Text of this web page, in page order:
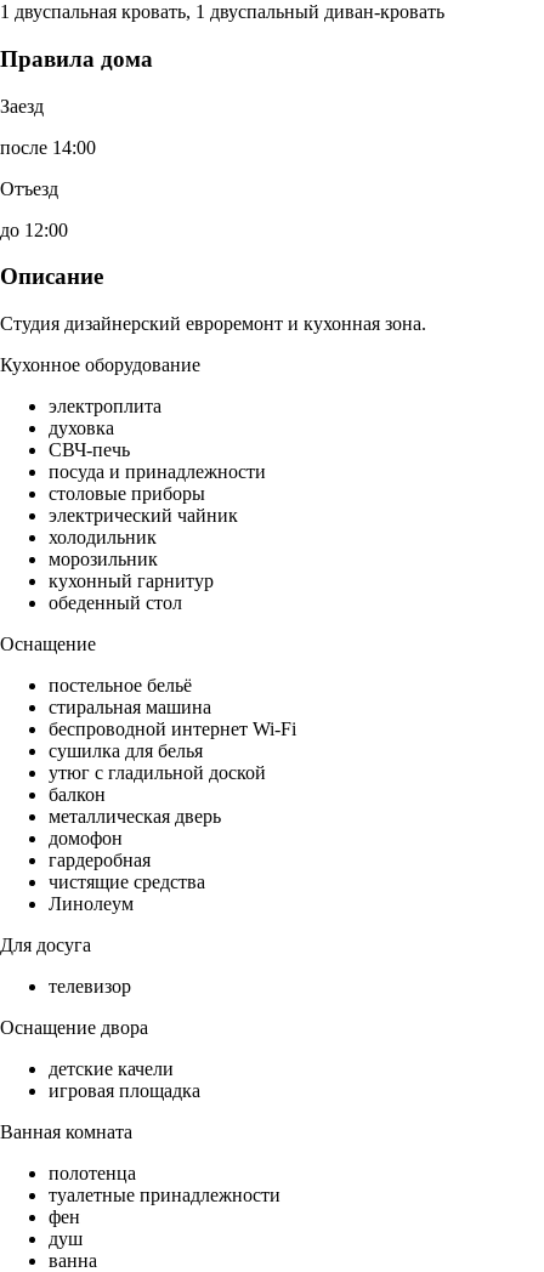
1 двуспальная кровать, 1 двуспальный диван-кровать
Правила дома
Заезд
после 14:00
Отъезд
до 12:00
Описание
Студия дизайнерский евроремонт и кухонная зона.
Кухонное оборудование
электроплита
духовка
СВЧ-печь
посуда и принадлежности
столовые приборы
электрический чайник
холодильник
морозильник
кухонный гарнитур
обеденный стол
Оснащение
постельное бельё
стиральная машина
беспроводной интернет Wi-Fi
сушилка для белья
утюг с гладильной доской
балкон
металлическая дверь
домофон
гардеробная
чистящие средства
Линолеум
Для досуга
телевизор
Оснащение двора
детские качели
игровая площадка
Ванная комната
полотенца
туалетные принадлежности
фен
душ
ванна